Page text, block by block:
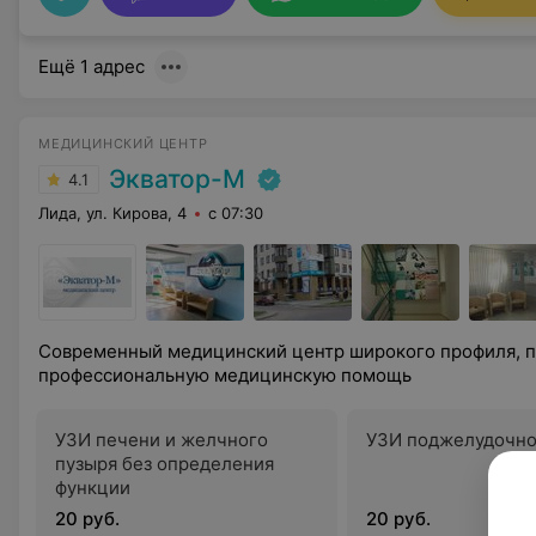
Ещё 1 адрес
МЕДИЦИНСКИЙ ЦЕНТР
4.1 Экватор-М
Лида, ул. Кирова, 4 с 07:30
Современный медицинский центр широкого профиля,
профессиональную медицинскую помощь
УЗИ печени и желчного
пузыря без определения
функции
20 руб.
УЗИ
20 руб.